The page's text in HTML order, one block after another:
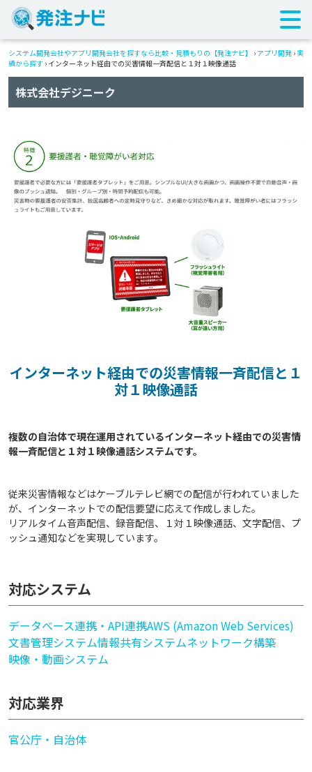
システム開発会社やアプリ開発会社を探すなら比較・見積もりの【発注ナビ】 › アプリ開発 › 実
績から探す › インターネット経由での災害情報一斉配信と１対１映像通話
株式会社デジニーク
インターネット経由での災害情報一斉配信と１
対１映像通話
複数の自治体で現在運用されているインターネット経由での災害情
従来災害情報などはケーブルテレビ網での配信が行われていました
が、インターネットでの配信要望に応えて作成しました。
リアルタイム音声配信、録音配信、１対１映像通話、文字配信、プ
ッシュ通知などを実現しています。
対応システム
データベース連携・API連携AWS (Amazon Web Services)
文書管理システム情報共有システムネットワーク構築
映像・動画システム
対応業界
官公庁・自治体